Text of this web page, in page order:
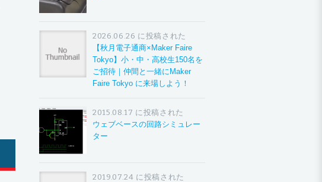
2026.06.26 に投稿された
【秋月電子通商×Maker Faire
Tokyo】小・中・高校生150名を
ご招待｜仲間と一緒にMaker
Faire Tokyo に来場しよう！
2015.08.17 に投稿された
ウェブベースの回路シミュレー
ター
2019.07.24 に投稿された